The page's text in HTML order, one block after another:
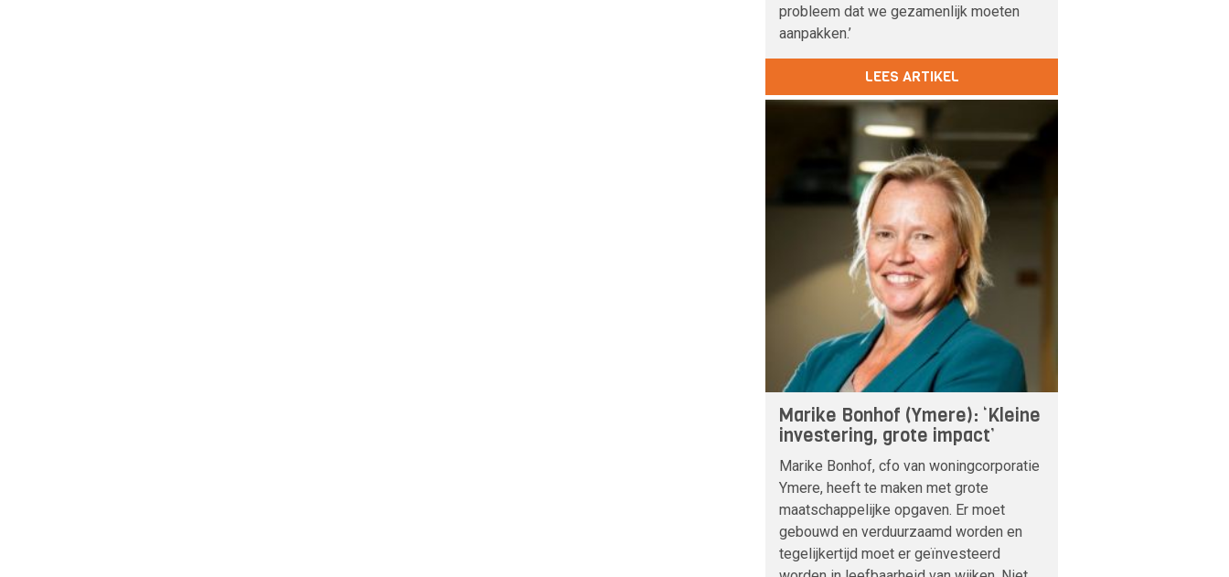
probleem dat we gezamenlijk moeten
aanpakken.’
LEES ARTIKEL
Marike Bonhof (Ymere): ‘Kleine
investering, grote impact’
Marike Bonhof, cfo van woningcorporatie
Ymere, heeft te maken met grote
maatschappelijke opgaven. Er moet
gebouwd en verduurzaamd worden en
tegelijkertijd moet er geïnvesteerd